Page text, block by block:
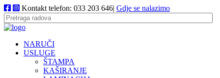
Kontakt telefon: 033 203 646| Gdje se nalazimo
NARUČI
USLUGE
ŠTAMPA
KAŠIRANJE